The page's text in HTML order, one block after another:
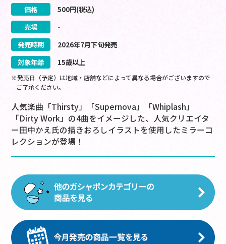
価格 500円(税込)
売場
-
発売時期
2026年7月下旬発売
対象年齢
15歳以上
※発売日（予定）は地域・店舗などによって異なる場合がございますので
ご了承ください。
人気楽曲「Thirsty」「Supernova」「Whiplash」
「Dirty Work」の4曲をイメージした、人気クリエイタ
ー田中かえ氏の描きおろしイラストを使用したミラーコ
レクションが登場！